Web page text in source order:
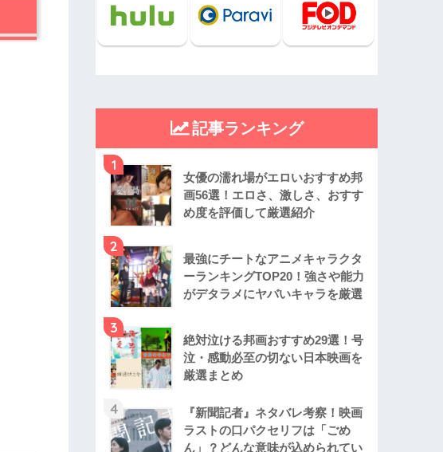
記事ランキング
1
女優の濡れ場がエロいおすすめ邦
画56選！エロさ、激しさ、おすす
め度を評価して厳選紹介
2
最強にチートなアニメキャラクタ
ーランキングTOP20！強さや能力
がデタラメにヤバいキャラを厳選
3
絶対泣ける邦画おすすめ29選！号
泣・感動必至の切ない日本映画を
厳選まとめ
4
『新聞記者』ネタバレ考察！映画
ラストの口パクセリフは「ごめ
ん」？どんな意味が込められてい